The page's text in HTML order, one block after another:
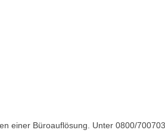
einer Büroauflösung. Unter 0800/